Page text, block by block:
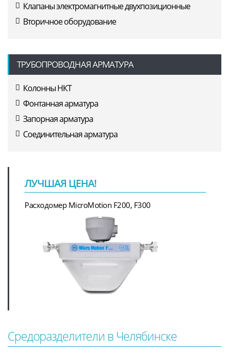
Клапаны электромагнитные двухпозиционные
Вторичное оборудование
ТРУБОПРОВОДНАЯ АРМАТУРА
Колонны НКТ
Фонтанная арматура
Запорная арматура
Соединительная арматура
ЛУЧШАЯ ЦЕНА!
Расходомер MicroMotion F200, F300
Средоразделители в Челябинске